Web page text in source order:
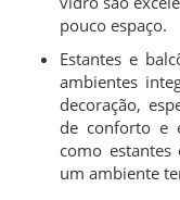
pouco espaço.
Estantes e
ambientes
decoração,
de conforto e
como
um ambiente